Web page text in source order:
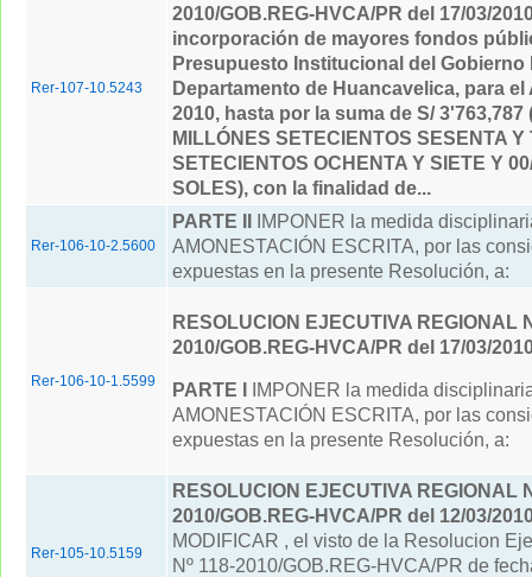
Rer-107-10.5243
2010/GOB.REG-HVCA/PR del 17/03/
incorporación de mayores fondos
Presupuesto Institucional del Gobierno
Departamento de Huancavelica, para el
2010, hasta por la suma de S/ 3'763,787
MILLÓNES SETECIENTOS SESENTA Y
SETECIENTOS OCHENTA Y SIETE Y
SOLES), con la finalidad de...
Rer-106-10-2.5600
PARTE IIIMPONER la medida
AMONESTACIÓN ESCRITA, por las
expuestas en la presente Resolución, a:
Rer-106-10-1.5599
RESOLUCION EJECUTIVA REGIONAL
2010/GOB.REG-HVCA/PR del 17/03/
PARTE IIMPONER la medida
AMONESTACIÓN ESCRITA, por las
expuestas en la presente Resolución, a:
Rer-105-10.5159
RESOLUCION EJECUTIVA REGIONAL
2010/GOB.REG-HVCA/PR del 12/03/
MODIFICAR , el visto de la Resolucion
Nº 118-2010/GOB.REG-HVCA/PR de